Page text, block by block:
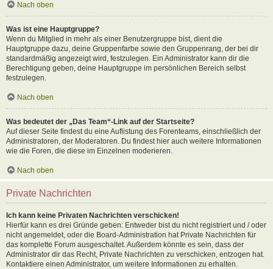
Nach oben
Was ist eine Hauptgruppe?
Wenn du Mitglied in mehr als einer Benutzergruppe bist, dient die
Hauptgruppe dazu, deine Gruppenfarbe sowie den Gruppenrang, der bei dir
standardmäßig angezeigt wird, festzulegen. Ein Administrator kann dir die
Berechtigung geben, deine Hauptgruppe im persönlichen Bereich selbst
festzulegen.
Nach oben
Was bedeutet der „Das Team“-Link auf der Startseite?
Auf dieser Seite findest du eine Auflistung des Forenteams, einschließlich der
Administratoren, der Moderatoren. Du findest hier auch weitere Informationen
wie die Foren, die diese im Einzelnen moderieren.
Nach oben
Private Nachrichten
Ich kann keine Privaten Nachrichten verschicken!
Hierfür kann es drei Gründe geben: Entweder bist du nicht registriert und / oder
nicht angemeldet, oder die Board-Administration hat Private Nachrichten für
das komplette Forum ausgeschaltet. Außerdem könnte es sein, dass der
Administrator dir das Recht, Private Nachrichten zu verschicken, entzogen hat.
Kontaktiere einen Administrator, um weitere Informationen zu erhalten.